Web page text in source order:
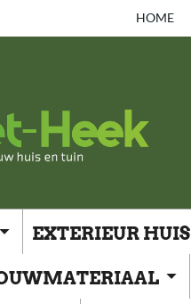
HOME
EXTERIEUR HUIS